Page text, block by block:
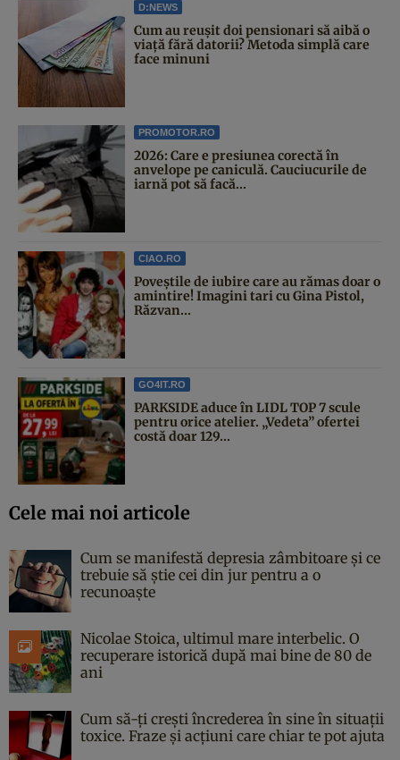
D:NEWS
Cum au reușit doi pensionari să aibă o
viață fără datorii? Metoda simplă care
face minuni
PROMOTOR.RO
2026: Care e presiunea corectă în
anvelope pe caniculă. Cauciucurile de
iarnă pot să facă...
CIAO.RO
Poveştile de iubire care au rămas doar o
amintire! Imagini tari cu Gina Pistol,
Răzvan...
GO4IT.RO
PARKSIDE aduce în LIDL TOP 7 scule
pentru orice atelier. „Vedeta” ofertei
costă doar 129...
Cele mai noi articole
Cum se manifestă depresia zâmbitoare și ce
trebuie să știe cei din jur pentru a o
recunoaște
Nicolae Stoica, ultimul mare interbelic. O
recuperare istorică după mai bine de 80 de
ani
Cum să-ți crești încrederea în sine în situații
toxice. Fraze și acțiuni care chiar te pot ajuta